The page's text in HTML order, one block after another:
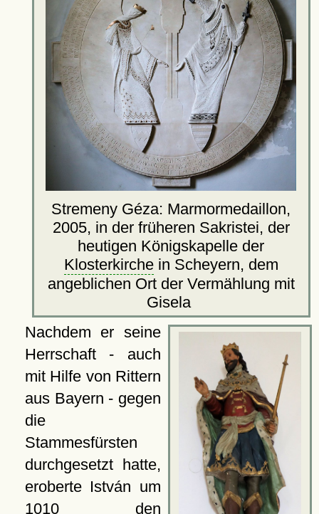
Stremeny Géza: Marmormedaillon,
2005, in der früheren Sakristei, der
heutigen Königskapelle der
Klosterkirchein Scheyern, dem
angeblichen Ort der Vermählung mit
Gisela
Nachdem er seine
Herrschaft - auch
mit Hilfe von Rittern
aus Bayern - gegen
die
Stammesfürsten
durchgesetzt hatte,
eroberte István um
1010 den